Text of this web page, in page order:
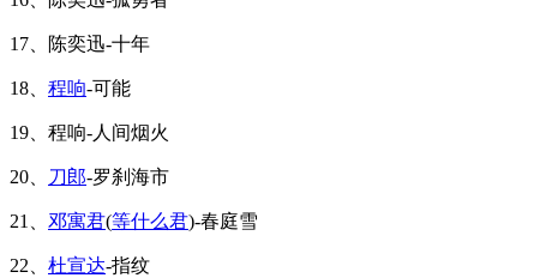
17、陈奕迅-十年
18、 程响-可能
19、程响-人间烟火
20、 刀郎-罗刹海市
21、 邓寓君(等什么君)-春庭雪
22、 杜宣达-指纹